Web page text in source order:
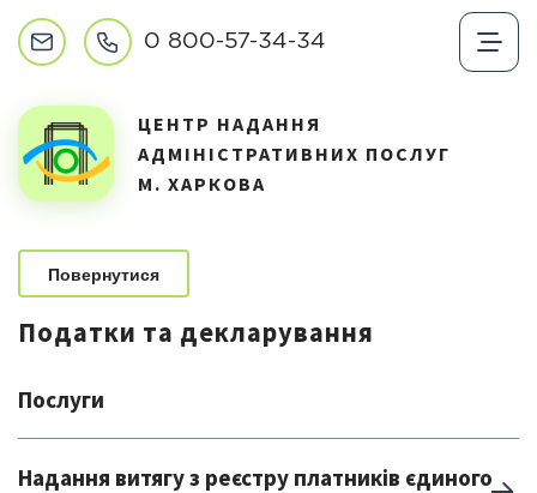
0 800-57-34-34
ЦЕНТР НАДАННЯ
АДМІНІСТРАТИВНИХ ПОСЛУГ
М. ХАРКОВА
Повернутися
Податки та декларування
Послуги
Надання витягу з реєстру платників єдиного